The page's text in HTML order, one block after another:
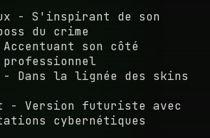
- S'inspirant de son
du crime
son côté
professionnel
Dans la lignée des skins
- Version futuriste avec
cybernétiques